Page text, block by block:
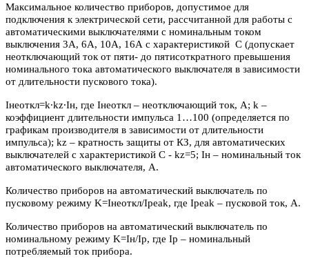
Максимальное количество приборов, допустимое для
подключения к электрической сети, рассчитанной для работы с
автоматическими выключателями с номинальным током
выключения 3А, 6А, 10А, 16А с характеристикой С (допускает
неотключающий ток от пяти- до пятисоткратного превышения
номинального тока автоматического выключателя в зависимости
от длительности пускового тока).
Iнеоткл=k∙kz∙Iн, где Iнеоткл – неотключающий ток, А; k –
коэффициент длительности импульса 1…100 (определяется по
графикам производителя в зависимости от длительности
импульса); kz – кратность защиты от КЗ, для автоматических
выключателей с характеристикой C - kz=5; Iн – номинальный ток
автоматического выключателя, А.
Количество приборов на автоматический выключатель по
пусковому режиму K=Iнеоткл/Ipeak, где Ipeak – пусковой ток, А.
Количество приборов на автоматический выключатель по
номинальному режиму K=Iн/Iр, где Iр – номинальный
потребляемый ток прибора.